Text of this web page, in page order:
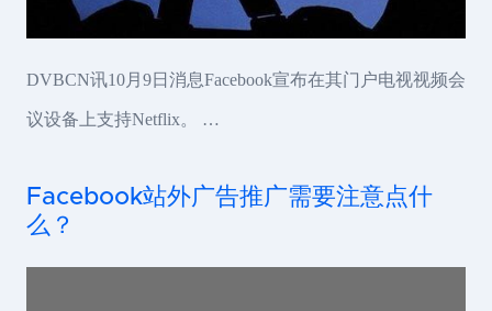
DVBCN讯10月9日消息Facebook宣布在其门户电视视频会
议设备上支持Netflix。 …
Facebook站外广告推广需要注意点什
么？